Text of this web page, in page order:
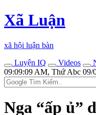
Xã Luận
xã hội luận bàn
Luyện IQ
Videos
09:09:09 AM, Thứ Abc 09/
Nga “ấp ủ”